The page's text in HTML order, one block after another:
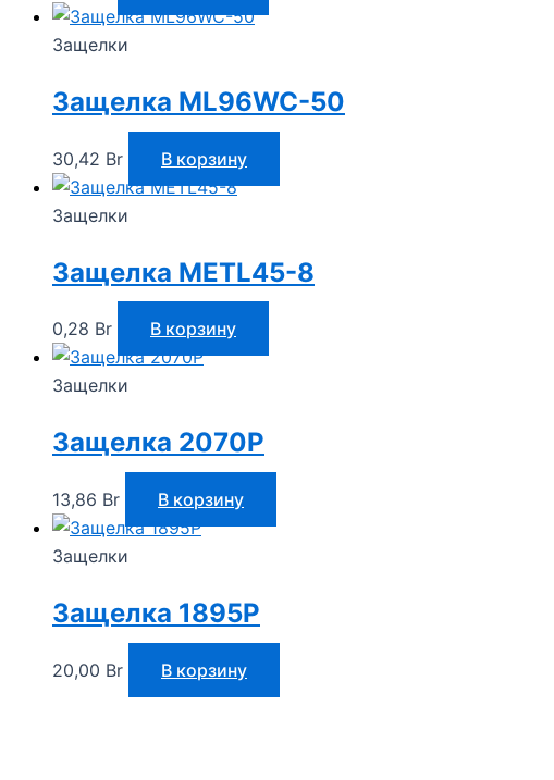
Защелки
Защелка ML96WC-50
30,42 Br В корзину
Защелки
Защелка METL45-8
0,28 Br В корзину
Защелки
Защелка 2070P
13,86 Br В корзину
Защелки
Защелка 1895P
20,00 Br В корзину